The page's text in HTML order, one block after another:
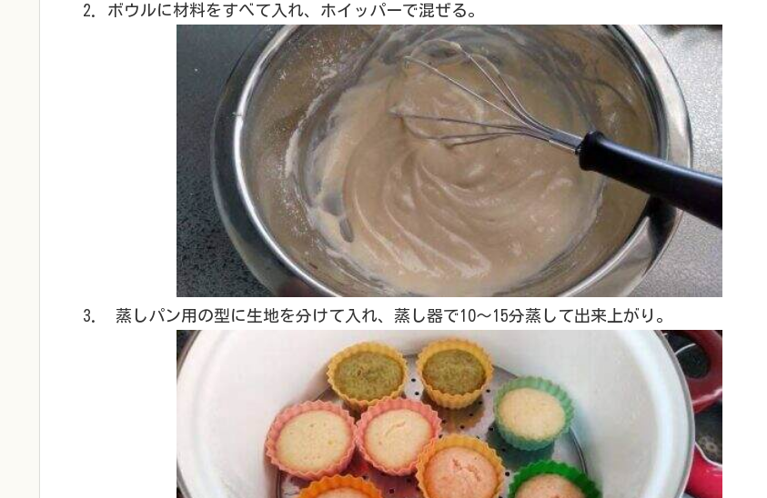
ボウルに材料をすべて入れ、ホイッパーで混ぜる。
蒸しパン用の型に生地を分けて入れ、蒸し器で10～15分蒸して出来上がり。